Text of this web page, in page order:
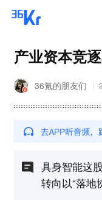
产业资本竞
36氪的朋友们
具身智能这
转向以“落地